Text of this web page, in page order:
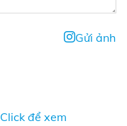
Gửi ảnh
Click để xem